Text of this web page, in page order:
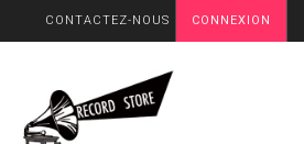
CONNEXION
CONTACTEZ-NOUS